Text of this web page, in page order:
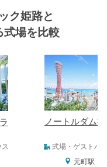
ク姫路と
式場を比較
ノートルダム
ス 式場・ゲストハ
元町駅